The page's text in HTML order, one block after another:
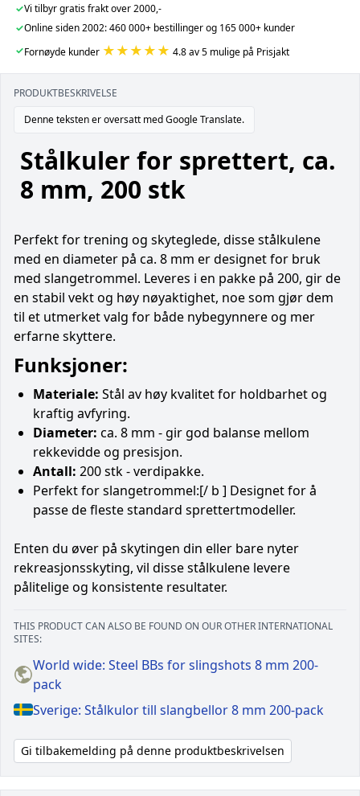
✓Vi tilbyr gratis frakt over 2000,-
✓Online siden 2002: 460 000+ bestillinger og 165 000+ kunder
✓Fornøyde kunder ★★★★★ 4.8 av 5 mulige på Prisjakt
PRODUKTBESKRIVELSE
Denne teksten er oversatt med Google Translate.
Stålkuler for sprettert, ca.
8 mm, 200 stk
Perfekt for trening og skyteglede, disse stålkulene
med en diameter på ca. 8 mm er designet for bruk
med slangetrommel. Leveres i en pakke på 200, gir de
en stabil vekt og høy nøyaktighet, noe som gjør dem
til et utmerket valg for både nybegynnere og mer
erfarne skyttere.
Funksjoner:
Materiale: Stål av høy kvalitet for holdbarhet og
kraftig avfyring.
Diameter: ca. 8 mm - gir god balanse mellom
rekkevidde og presisjon.
Antall: 200 stk - verdipakke.
Perfekt for slangetrommel:[/ b ] Designet for å
passe de fleste standard sprettertmodeller.
Enten du øver på skytingen din eller bare nyter
rekreasjonsskyting, vil disse stålkulene levere
pålitelige og konsistente resultater.
THIS PRODUCT CAN ALSO BE FOUND ON OUR OTHER INTERNATIONAL
SITES:
World wide: Steel BBs for slingshots 8 mm 200-
pack
Sverige: Stålkulor till slangbellor 8 mm 200-pack
Gi tilbakemelding på denne produktbeskrivelsen